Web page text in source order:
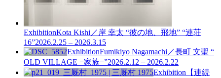
ExhibitionKota Kishi／岸 幸太 “彼の地、飛地” “連荘
16”2026.2.25 – 2026.3.15
ExhibitionFumikiyo Nagamachi／長町 文聖 “
OLD VILLAGE −家族−”2026.2.12 – 2026.2.22
Exhibition 【連続